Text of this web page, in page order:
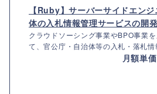
【Ruby】サーバーサイドエン
体の入札情報管理サービスの開発
クラウドソーシング事業やBPO事業
て、官公庁・自治体等の入札・落札
月額単